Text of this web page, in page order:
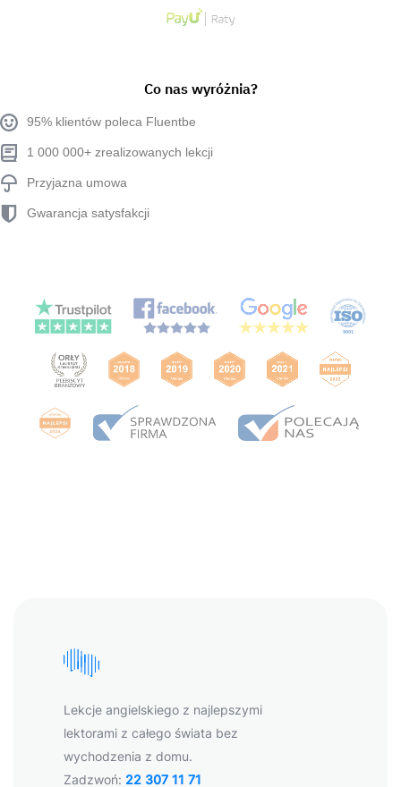
Co nas wyróżnia?
95% klientów poleca Fluentbe
1 000 000+ zrealizowanych lekcji
Przyjazna umowa
Gwarancja satysfakcji
Lekcje angielskiego z najlepszymi
lektorami z całego świata bez
wychodzenia z domu.
Zadzwoń: 22 307 11 71